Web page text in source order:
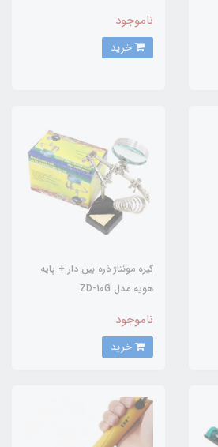
ناموجود
گیره مونتاژ ذره بین دار + پایه
هویه مدل ZD-10G
ناموجود